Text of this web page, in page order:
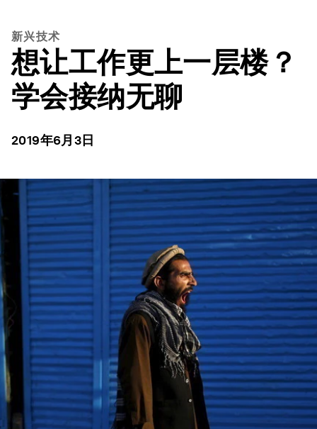
新兴技术
想让工作更上一层楼？
学会接纳无聊
2019年6月3日